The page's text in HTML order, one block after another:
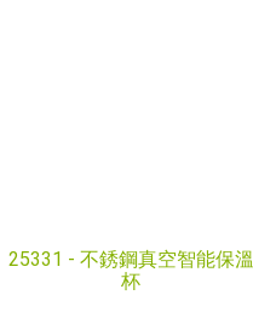
25331 - 不銹鋼真空智能保溫
杯